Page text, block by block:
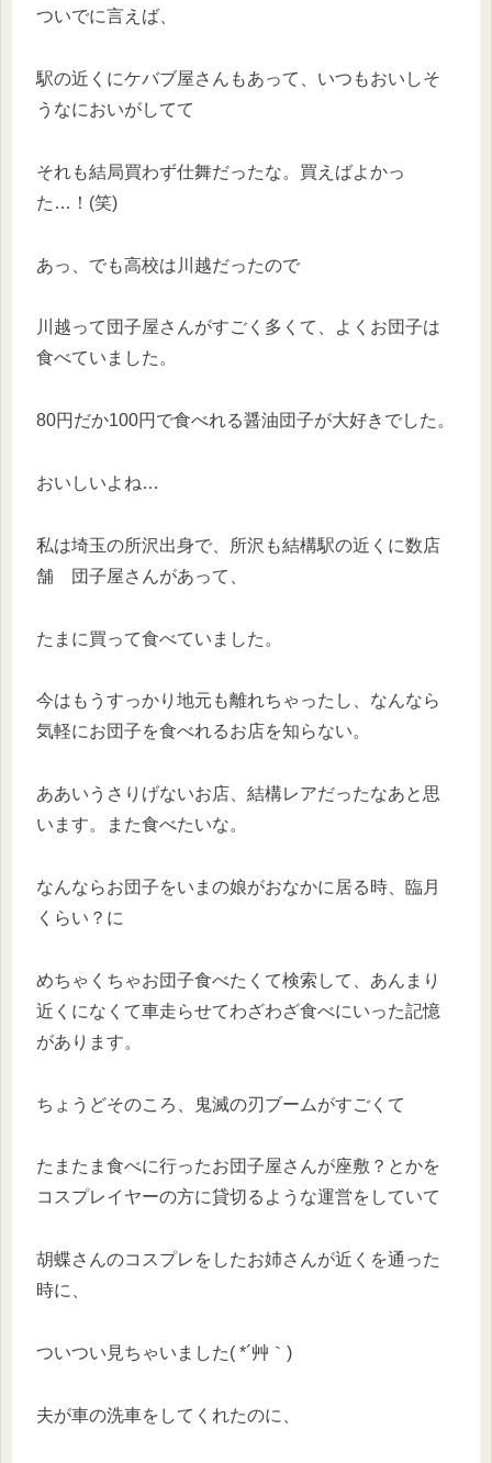
ついでに言えば、
駅の近くにケバブ屋さんもあって、いつもおいしそ
うなにおいがしてて
それも結局買わず仕舞だったな。買えばよかっ
た…！(笑)
あっ、でも高校は川越だったので
川越って団子屋さんがすごく多くて、よくお団子は
食べていました。
80円だか100円で食べれる醤油団子が大好きでした。
おいしいよね…
私は埼玉の所沢出身で、所沢も結構駅の近くに数店
舗 団子屋さんがあって、
たまに買って食べていました。
今はもうすっかり地元も離れちゃったし、なんなら
気軽にお団子を食べれるお店を知らない。
ああいうさりげないお店、結構レアだったなあと思
います。また食べたいな。
なんならお団子をいまの娘がおなかに居る時、臨月
くらい？に
めちゃくちゃお団子食べたくて検索して、あんまり
近くになくて車走らせてわざわざ食べにいった記憶
があります。
ちょうどそのころ、鬼滅の刃ブームがすごくて
たまたま食べに行ったお団子屋さんが座敷？とかを
コスプレイヤーの方に貸切るような運営をしていて
胡蝶さんのコスプレをしたお姉さんが近くを通った
時に、
ついつい見ちゃいました( *´艸｀)
夫が車の洗車をしてくれたのに、